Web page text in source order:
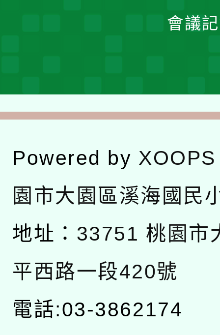
會議
Powered by XOOPS
園市大園區溪海國民
地址： 33751 桃園市
平西路一段420號
電話:03-3862174